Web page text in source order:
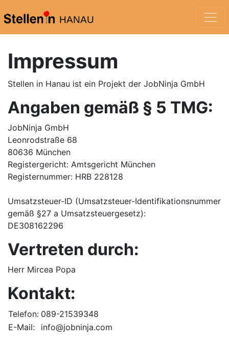
HANAU
Impressum
Stellen in Hanau ist ein Projekt der JobNinja GmbH
Angaben gemäß § 5 TMG:
JobNinja GmbH
Leonrodstraße 68
80636 München
Registergericht: Amtsgericht München
Registernummer: HRB 228128
Umsatzsteuer-ID (Umsatzsteuer-Identifikationsnummer
gemäß §27 a Umsatzsteuergesetz):
DE308162296
Vertreten durch:
Herr Mircea Popa
Kontakt:
Telefon: 089-21539348
E-Mail:
info@jobninja.com